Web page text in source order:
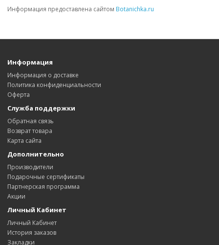
Информация предоставлена сайтом Botanichka.ru
Информация
Информация о доставке
Политика конфиденциальности
Оферта
Служба поддержки
Обратная связь
Возврат товара
Карта сайта
Дополнительно
Производители
Подарочные сертификаты
Партнерская программа
Акции
Личный Кабинет
Личный Кабинет
История заказов
Закладки